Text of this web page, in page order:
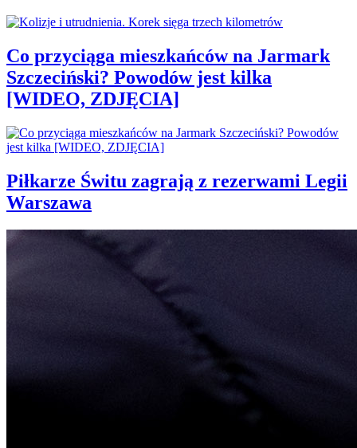
Co przyciąga mieszkańców na Jarmark
Szczeciński? Powodów jest kilka
[WIDEO, ZDJĘCIA]
Piłkarze Świtu zagrają z rezerwami Legii
Warszawa